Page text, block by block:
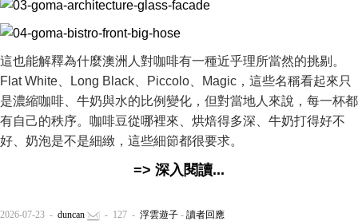
這也能解釋為什麼澳洲人對咖啡有一種近乎理所當然的挑剔。
Flat White、Long Black、Piccolo、Magic，這些名稱看起來只
是濃縮咖啡、牛奶與水的比例變化，但對當地人來說，每一杯都
有自己的秩序。咖啡豆從哪裡來、烘焙得多深、牛奶打得好不
好、奶泡是不是細緻，這些細節都很要求。
=> 深入閱讀...
2026-07-23 - duncan - 127 - 浮雲遊子 - 讀者回應